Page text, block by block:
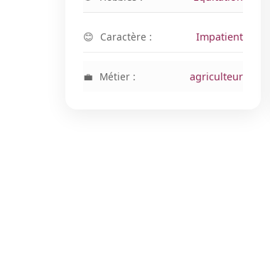
Caractère : Impatient
Métier : agriculteur